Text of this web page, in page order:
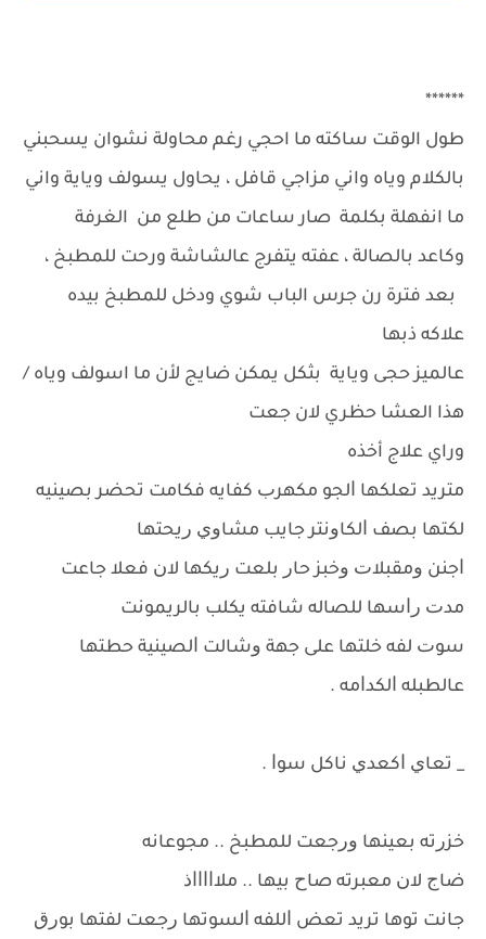
******
طول الوقت ساكته ما احجي رغم محاولة نشوان يسحبني
بالكلام وياه واني مزاجي قافل ، يحاول يسولف وياية واني
ما انفهلة بكلمة صار ساعات من طلع من الغرفة
وكاعد بالصالة ، عفته يتفرج عالشاشة ورحت للمطبخ ،
بعد فترة رن جرس الباب شوي ودخل للمطبخ بيده
علاكه ذبها
عالميز حجى وياية بثكل يمكن ضايج لأن ما اسولف وياه /
هذا العشا حظري لان جعت
وراي علاج أخذه
ﻣﺘﺮﻳﺪ ﺗﻌﻠﻜﻬﺎ ﺍﻟﺠﻮ ﻣﻜﻬﺮﺏ ﻛﻔﺎﻳﻪ ﻓﻜﺎﻣﺖ ﺗﺤﻀﺮ ﺑﺼﻴﻨﻴﻪ
ﻟﻜﺘﻬﺎ ﺑﺼﻒ ﺍﻟﻜﺎﻭﻧﺘﺮ ﺟﺎﻳﺐ ﻣﺸﺎﻭﻱ ﺭﻳﺤﺘﻬﺎ
ﺍﺟﻨﻦ ﻭﻣﻘﺒﻼﺕ ﻭﺧﺒﺰ ﺣﺎﺭ ﺑﻠﻌﺖ ﺭﻳﻜﻬﺎ ﻻﻥ ﻓﻌﻼ ﺟﺎﻋﺖ
ﻣﺪﺕ ﺭﺍﺳﻬﺎ ﻟﻠﺼﺎﻟﻪ ﺷﺎﻓﺘﻪ ﻳﻜﻠﺐ ﺑﺎﻟﺮﻳﻤﻮﻧﺖ
ﺳﻮﺕ ﻟﻔﻪ ﺧﻠﺘﻬﺎ ﻋﻠﻰ جهة ﻭﺷﺎﻟﺖ ﺍﻟﺼﻴﻨﻴﺔ ﺣﻄﺘﻬﺎ
ﻋﺎﻟﻄﺒﻠﻪ ﺍﻟﻜﺪﺍﻣﻪ .
_ ﺗﻌﺎﻱ ﺍﻛﻌﺪﻱ ﻧﺎﻛﻞ ﺳﻮﺍ .
ﺧﺰﺭﺗﻪ ﺑﻌﻴﻨﻬﺎ ﻭﺭﺟﻌﺖ ﻟﻠﻤﻄﺒﺦ .. ﻣﺠﻮﻋﺎﻧﻪ
ﺿﺎﺝ ﻻﻥ ﻣﻌﺒﺮﺗﻪ ﺻﺎﺡ ﺑﻴﻬﺎ .. ﻣﻼﺍﺍﺍﺍﺫ
ﺟﺎﻧﺖ ﺗﻮﻫﺎ ﺗﺮﻳﺪ ﺗﻌﺾ ﺍﻟﻠﻔﻪ ﺍﻟﺴﻮﺗﻬﺎ ﺭﺟﻌﺖ ﻟﻔﺘﻬﺎ ﺑﻮﺭﻕ